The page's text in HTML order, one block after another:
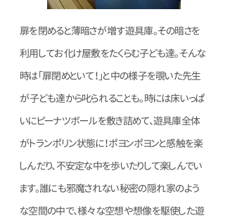
扉を閉めると薄暗さが増す遊具庫。その暗さを
利用してお化け屋敷をたくらむ子ども達。そんな
時は「扉閉めといて！」と中の様子を覗いた先生
が子ども達から叱られることも。時には床いっぱ
いにピーナツボールを敷き詰めて、遊具庫全体
がトランポリン状態に！ポヨンポヨンと感触を楽
しんだり、不安定な中を歩いたりして楽しんでい
ます。誰にも邪魔されない秘密の隠れ家のよう
な空間の中で、様々な空想や想像を駆使した遊